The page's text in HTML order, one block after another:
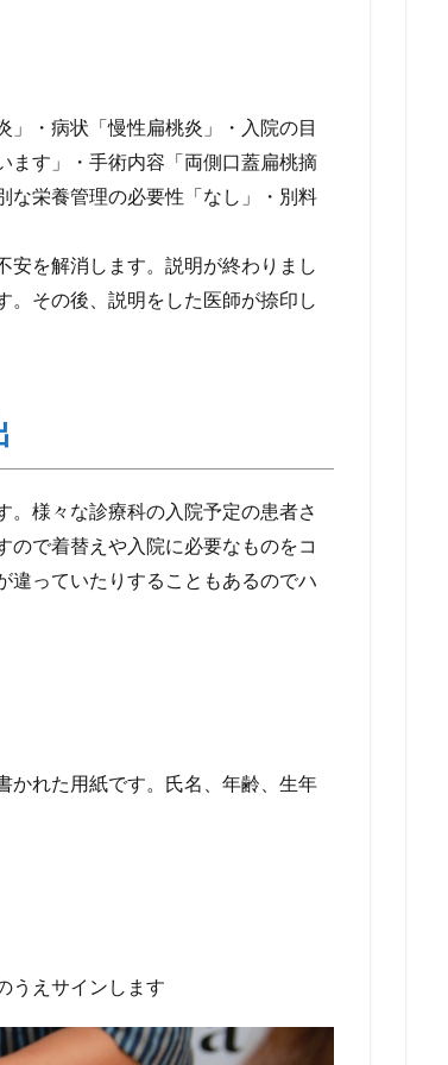
」・病状「慢性扁桃炎」・入院の目
ます」・手術内容「両側口蓋扁桃摘
な栄養管理の必要性「なし」・別料
安を解消します。説明が終わりまし
。その後、説明をした医師が捺印し
。様々な診療科の入院予定の患者さ
ので着替えや入院に必要なものをコ
違っていたりすることもあるのでハ
かれた用紙です。氏名、年齢、生年
うえサインします